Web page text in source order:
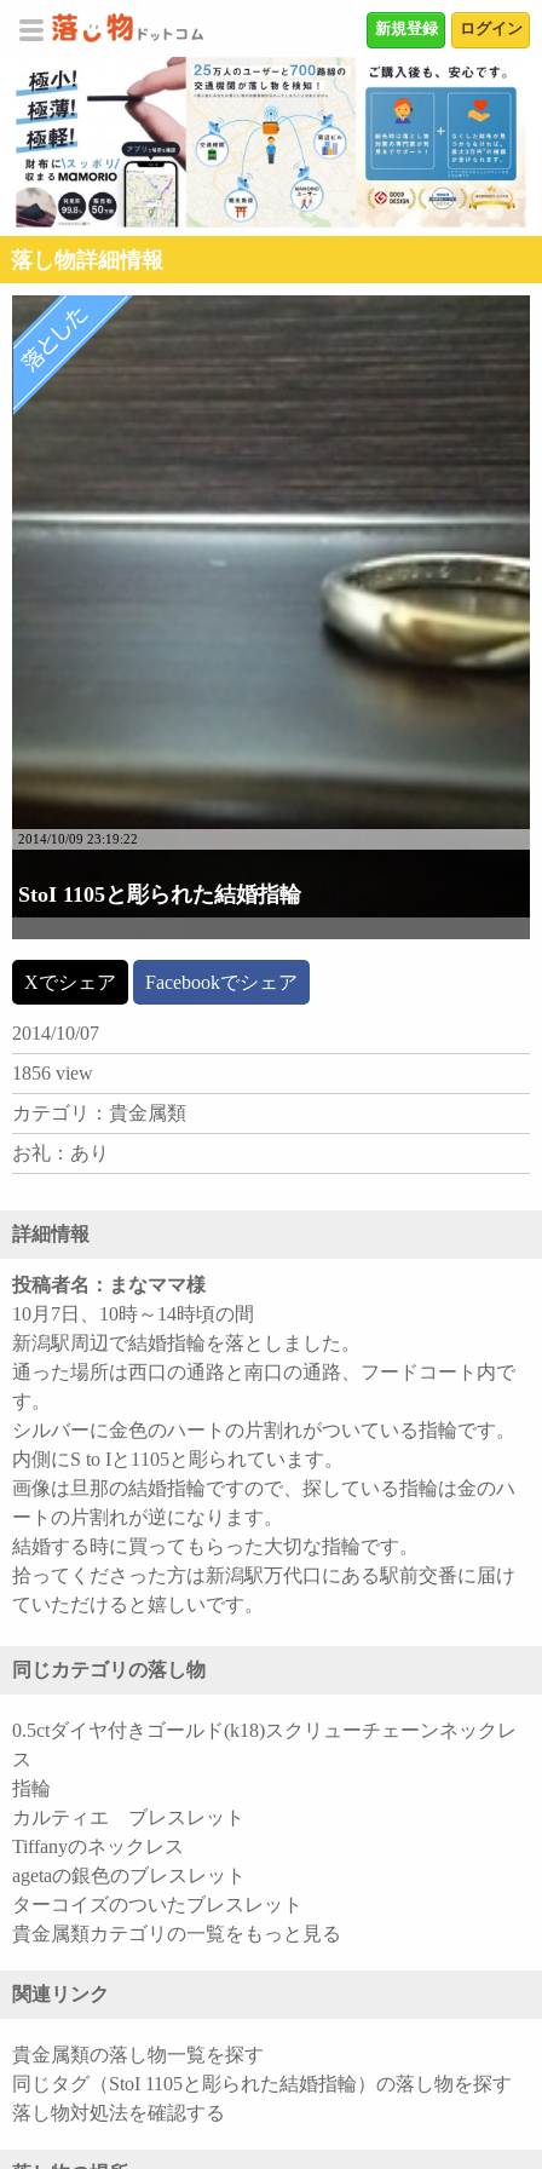
ログイン
新規登録
落し物詳細情報
2014/10/09 23:19:22
StoI 1105と彫られた結婚指輪
Xでシェア Facebookでシェア
2014/10/07
1856 view
カテゴリ：貴金属類
お礼：あり
詳細情報
投稿者名：まなママ様
10月7日、10時～14時頃の間
新潟駅周辺で結婚指輪を落としました。
通った場所は西口の通路と南口の通路、フードコート内で
す。
シルバーに金色のハートの片割れがついている指輪です。
内側にS to Iと1105と彫られています。
画像は旦那の結婚指輪ですので、探している指輪は金のハ
ートの片割れが逆になります。
結婚する時に買ってもらった大切な指輪です。
拾ってくださった方は新潟駅万代口にある駅前交番に届け
ていただけると嬉しいです。
同じカテゴリの落し物
0.5ctダイヤ付きゴールド(k18)スクリューチェーンネックレ
ス
指輪
カルティエ ブレスレット
Tiffanyのネックレス
agetaの銀色のブレスレット
ターコイズのついたブレスレット
貴金属類カテゴリの一覧をもっと見る
関連リンク
貴金属類の落し物一覧を探す
同じタグ（StoI 1105と彫られた結婚指輪）の落し物を探す
落し物対処法を確認する